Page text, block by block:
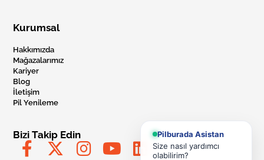
Kurumsal
Hakkımızda
Mağazalarımız
Kariyer
Blog
İletişim
Pil Yenileme
Bizi Takip Edin
Pilburada Asistan
Size nasıl yardımcı
olabilirim?